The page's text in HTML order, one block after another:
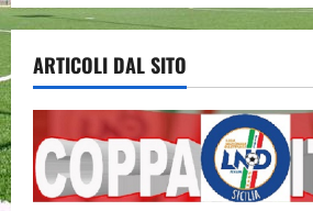
ARTICOLI DAL SITO